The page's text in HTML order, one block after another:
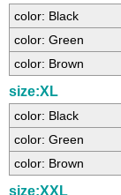
color: Black
color: Green
color: Brown
size:XL
color: Black
color: Green
color: Brown
size:XXL